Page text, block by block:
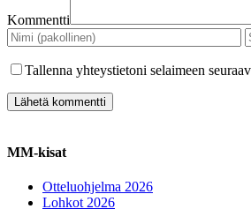
Kommentti
Tallenna yhteystietoni selaimeen
MM-kisat
Otteluohjelma 2026
Lohkot 2026